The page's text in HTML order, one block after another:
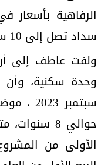
الرفاهية بأسعار
سداد تصل إلى 10 سنوات بدون فوائد.
وحدة سكنية،
سبتمبر
حوالي 8